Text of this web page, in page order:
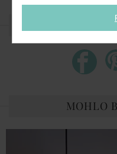
MOHLO